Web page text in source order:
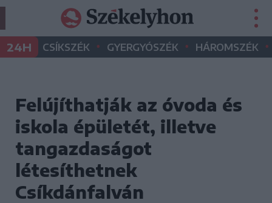
24H CSÍKSZÉK • GYERGYÓSZÉK • HÁROMSZÉK •
Felújíthatják az óvoda és
iskola épületét, illetve
tangazdaságot
létesíthetnek
Csíkdánfalván